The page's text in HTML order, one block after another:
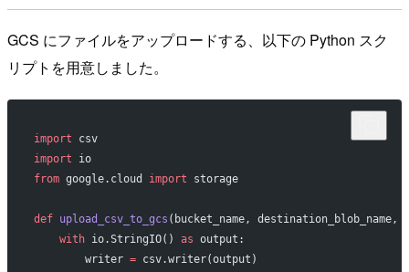
GCS にファイルをアップロードする、以下の Python スク
リプトを用意しました。
import csv
import io
from google.cloud import storage
def upload_csv_to_gcs (bucket_name,
    with
io.StringIO() as output:
        writer
= csv.writer(output)